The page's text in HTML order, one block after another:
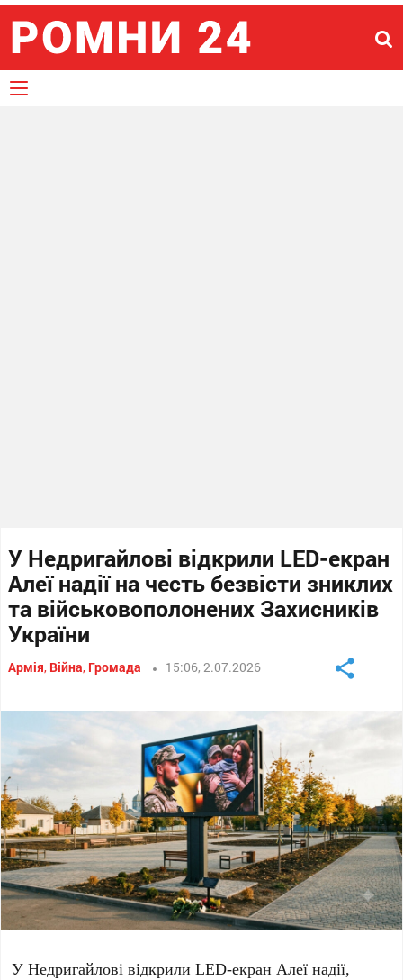
У Недригайлові відкрили LED-екран
Алеї надії на честь безвісти зниклих
та військовополонених Захисників
України
Армія, Війна, Громада 15:06, 2.07.2026
УНедригайлові відкрили LED-екран Алеї надії,